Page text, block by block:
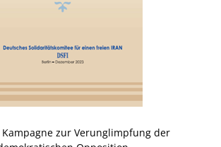
zur Verunglimpfung der